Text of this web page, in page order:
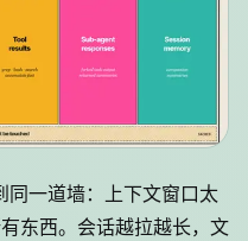
一道墙：上下文窗口太
东西。会话越拉越长，文